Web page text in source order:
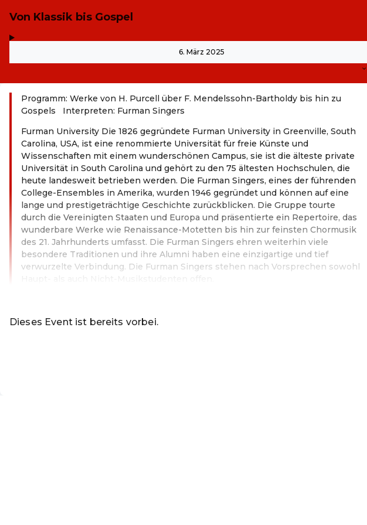
Von Klassik bis Gospel
6. März 2025
Programm: Werke von H. Purcell über F. Mendelssohn-Bartholdy bis hin zu
Gospels Interpreten: Furman Singers
Furman University Die 1826 gegründete Furman University in Greenville, South
Carolina, USA, ist eine renommierte Universität für freie Künste und
Wissenschaften mit einem wunderschönen Campus, sie ist die älteste private
Universität in South Carolina und gehört zu den 75 ältesten Hochschulen, die
heute landesweit betrieben werden. Die Furman Singers, eines der führenden
College-Ensembles in Amerika, wurden 1946 gegründet und können auf eine
lange und prestigeträchtige Geschichte zurückblicken. Die Gruppe tourte
durch die Vereinigten Staaten und Europa und präsentierte ein Repertoire, das
wunderbare Werke wie Renaissance-Motetten bis hin zur feinsten Chormusik
des 21. Jahrhunderts umfasst. Die Furman Singers ehren weiterhin viele
besondere Traditionen und ihre Alumni haben eine einzigartige und tief
verwurzelte Verbindung. Die Furman Singers stehen nach Vorsprechen sowohl
Dieses Event ist bereits vorbei.